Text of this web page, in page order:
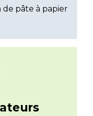
pâte à papier